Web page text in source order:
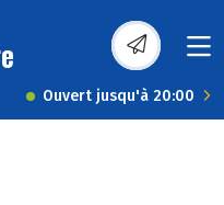
Ouvert jusqu'à 20:00